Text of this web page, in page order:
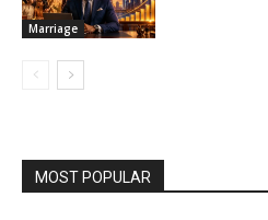
Marriage
MOST POPULAR